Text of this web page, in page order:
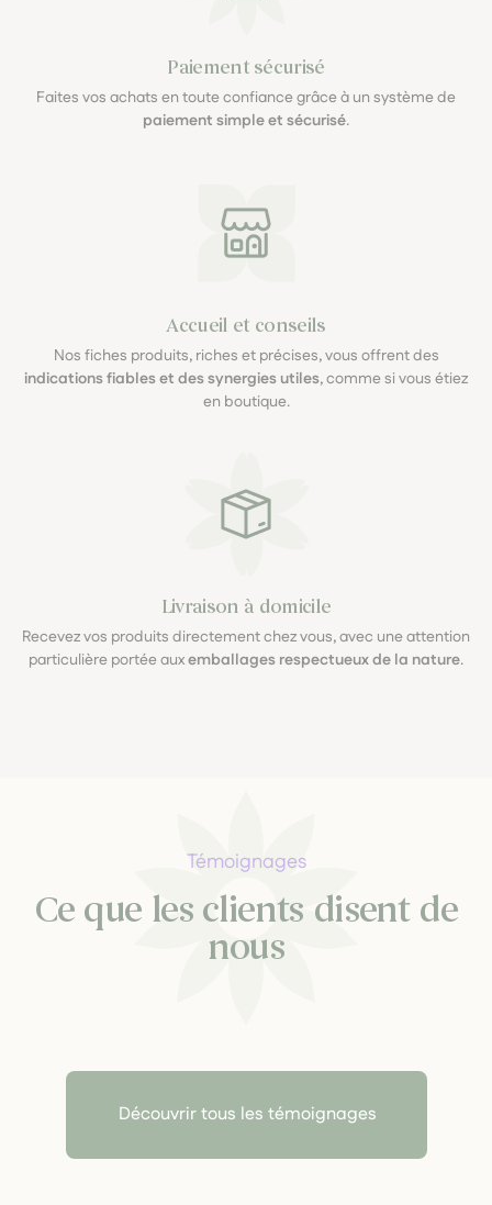
Paiement sécurisé
Faites vos achats en toute confiance grâce à un système de
paiement simple et sécurisé.
Accueil et conseils
Nos fiches produits, riches et précises, vous offrent des
indications fiables et des synergies utiles, comme si vous étiez
en boutique.
Livraison à domicile
Recevez vos produits directement chez vous, avec une attention
particulière portée auxemballages respectueux de la nature.
Témoignages
Ce que les clients disent de
nous
Découvrir tous les témoignages